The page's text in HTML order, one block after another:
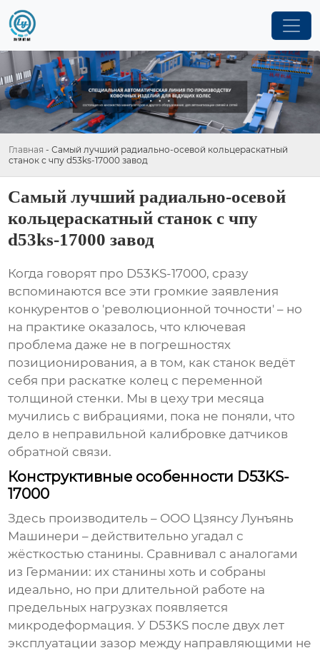
Главная - Самый лучший радиально-осевой кольцераскатный
станок с чпу d53ks-17000 завод
Самый лучший радиально-осевой
кольцераскатный станок с чпу
d53ks-17000 завод
Когда говорят про D53KS-17000, сразу
вспоминаются все эти громкие заявления
конкурентов о 'революционной точности' – но
на практике оказалось, что ключевая
проблема даже не в погрешностях
позиционирования, а в том, как станок ведёт
себя при раскатке колец с переменной
толщиной стенки. Мы в цеху три месяца
мучились с вибрациями, пока не поняли, что
дело в неправильной калибровке датчиков
обратной связи.
Конструктивные особенности D53KS-
17000
Здесь производитель – ООО Цзянсу Лунъянь
Машинери – действительно угадал с
жёсткостью станины. Сравнивал с аналогами
из Германии: их станины хоть и собраны
идеально, но при длительной работе на
предельных нагрузках появляется
микродеформация. У D53KS после двух лет
эксплуатации зазор между направляющими не